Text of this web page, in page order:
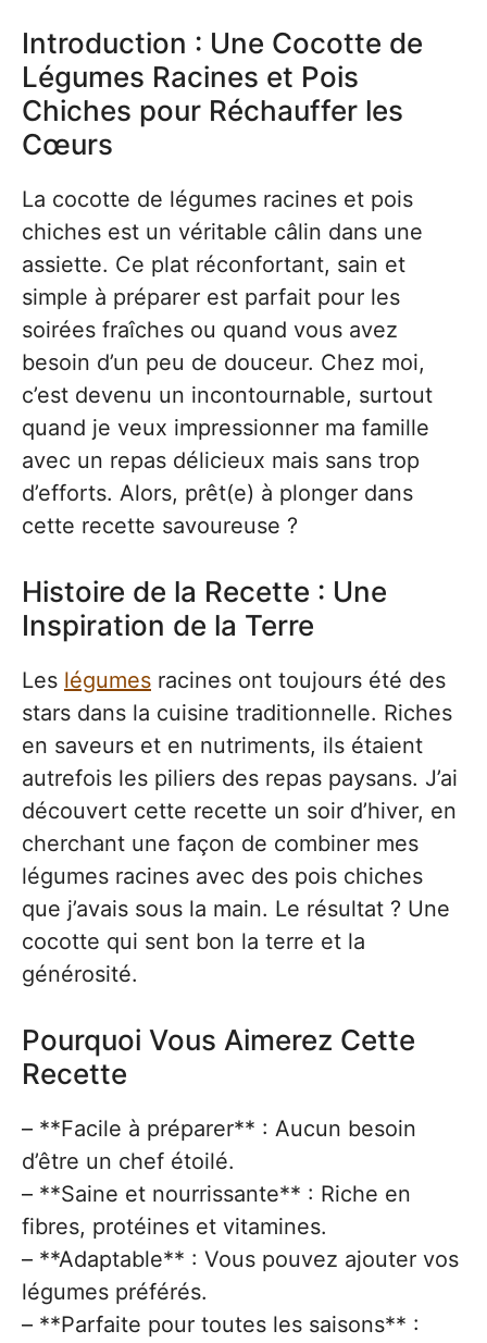
Introduction : Une Cocotte de
Légumes Racines et Pois
Chiches pour Réchauffer les
Cœurs
La cocotte de légumes racines et pois
chiches est un véritable câlin dans une
assiette. Ce plat réconfortant, sain et
simple à préparer est parfait pour les
soirées fraîches ou quand vous avez
besoin d’un peu de douceur. Chez moi,
c’est devenu un incontournable, surtout
quand je veux impressionner ma famille
avec un repas délicieux mais sans trop
d’efforts. Alors, prêt(e) à plonger dans
cette recette savoureuse ?
Histoire de la Recette : Une
Inspiration de la Terre
Les légumes racines ont toujours été des
stars dans la cuisine traditionnelle. Riches
en saveurs et en nutriments, ils étaient
autrefois les piliers des repas paysans. J’ai
découvert cette recette un soir d’hiver, en
cherchant une façon de combiner mes
légumes racines avec des pois chiches
que j’avais sous la main. Le résultat ? Une
cocotte qui sent bon la terre et la
générosité.
Pourquoi Vous Aimerez Cette
Recette
– **Facile à préparer** : Aucun besoin
d’être un chef étoilé.
– **Saine et nourrissante** : Riche en
fibres, protéines et vitamines.
– **Adaptable** : Vous pouvez ajouter vos
légumes préférés.
– **Parfaite pour toutes les saisons** :